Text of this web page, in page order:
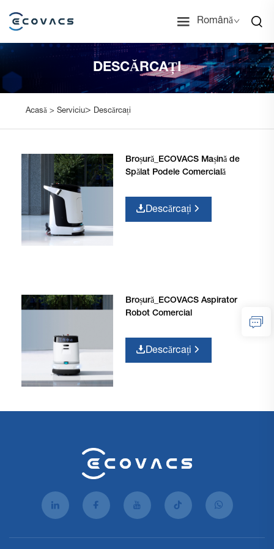
Română
DESCĂRCAȚI
Acasă > Serviciu> Descărcați
Broșură_ECOVACS Mașină de
Spălat Podele Comercială
Descărcați
Broșură_ECOVACS Aspirator
Robot Comercial
Descărcați